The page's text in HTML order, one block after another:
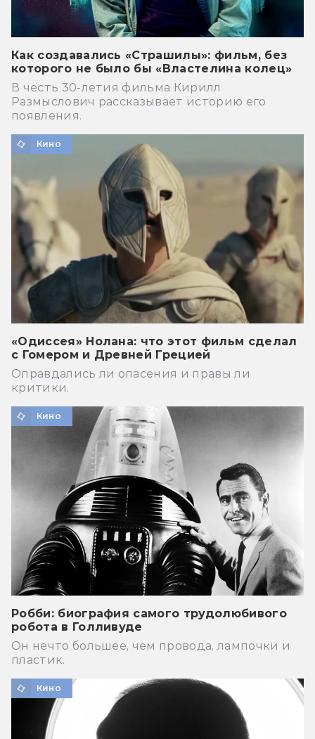
Как создавались «Страшилы»: фильм, без
которого не было бы «Властелина колец»
В честь 30-летия фильма Кирилл
Размыслович рассказывает историю его
появления.
Кино
«Одиссея» Нолана: что этот фильм сделал
с Гомером и Древней Грецией
Оправдались ли опасения и правы ли
критики.
Кино
Робби: биография самого трудолюбивого
робота в Голливуде
Он нечто большее, чем провода, лампочки и
пластик.
Кино